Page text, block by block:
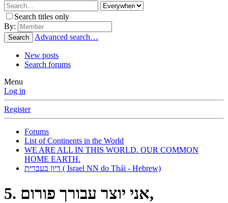
Search titles only
By:
Search Advanced search…
New posts
Search forums
Menu
Log in
Register
Forums
List of Continents in the World
WE ARE ALL IN THIS WORLD. OUR COMMON
HOME EARTH.
דיון בעברית ( Israel NN do Thái - Hebrew)
5. אני יוצר עבורך פורום,